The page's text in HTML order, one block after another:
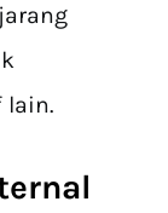
lain.